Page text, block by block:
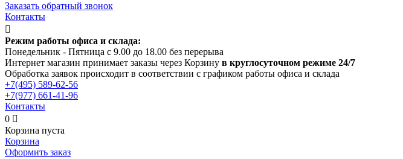
Заказать обратный звонок
Контакты

Режим работы офиса и склада:
Понедельник - Пятница с 9.00 до 18.00 без перерыва
Интернет магазин принимает заказы через Корзину в круглосуточном режиме 24/7
Обработка заявок происходит в соответствии с графиком работы офиса и склада
+7(495) 589-62-56
+7(977) 661-41-96
Контакты
0 
Корзина пуста
Корзина
Оформить заказ